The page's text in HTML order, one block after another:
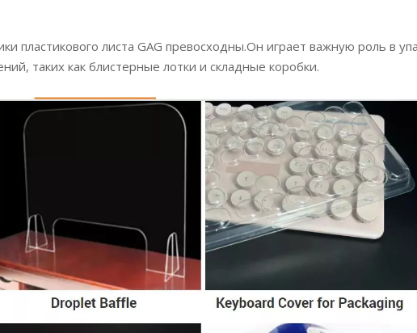
пластикового листа GAG превосходны.Он играет важную роль в
таких как блистерные лотки и складные коробки.